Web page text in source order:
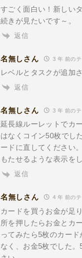
すごく面白い！新しい
続きが見たいです～。
返信
名無しさん 3 年 前のテ
レベルとタスクが追加
返信
名無しさん 3 年 前のテ
延長線ルーレットでカ
はなくコイン50枚でし
ードに直してください
もたせるような表示を
返信
名無しさん 4 年 前のテ
カードを買うお金が足
所を押したらお金とカ
ってみたら5枚のカー
なく、お金5枚でした